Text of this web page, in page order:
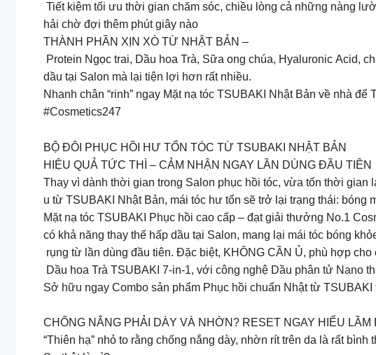
Tiết kiệm tối ưu thời gian chăm sóc, chiều lòng cả những nàng
hải chờ đợi thêm phút giây nào
THÀNH PHẦN XỊN XÒ TỪ NHẬT BẢN –
Protein Ngọc trai, Dầu hoa Trà, Sữa ong chúa, Hyaluronic Acid,
dầu tại Salon mà lại tiện lợi hơn rất nhiều.
Nhanh chân “rinh” ngay Mặt nạ tóc TSUBAKI Nhật Bản về nhà
#Cosmetics247
BỘ ĐÔI PHỤC HỒI HƯ TỔN TÓC TỪ TSUBAKI NHẬT BẢN
HIỆU QUẢ TỨC THÌ – CẢM NHẬN NGAY LẦN DÙNG ĐẦU TIÊN
Thay vì dành thời gian trong Salon phục hồi tóc, vừa tốn thời gian
u từ TSUBAKI Nhật Bản, mái tóc hư tổn sẽ trở lại trạng thái:
Mặt nạ tóc TSUBAKI Phục hồi cao cấp – đạt giải thưởng No.1
có khả năng thay thế hấp dầu tại Salon, mang lại mái tóc bóng
rụng từ lần dùng đầu tiên. Đặc biệt, KHÔNG CẦN Ủ, phù hợp
Dầu hoa Trà TSUBAKI 7-in-1, với công nghệ Dầu phân tử Nano
Sở hữu ngay Combo sản phẩm Phục hồi chuẩn Nhật từ TSUBAKI
CHỐNG NẮNG PHẢI DÀY VÀ NHỜN? RESET NGAY HIỂU LẦM
“Thiên hạ” nhỏ to rằng chống nắng dày, nhờn rít trên da là rất